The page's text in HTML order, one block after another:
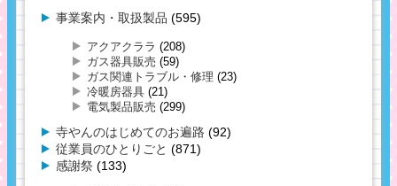
事業案内・取扱製品 (595)
アクアクララ (208)
ガス器具販売 (59)
ガス関連トラブル・修理 (23)
冷暖房器具 (21)
電気製品販売 (299)
寺やんのはじめてのお遍路 (92)
従業員のひとりごと (871)
感謝祭 (133)